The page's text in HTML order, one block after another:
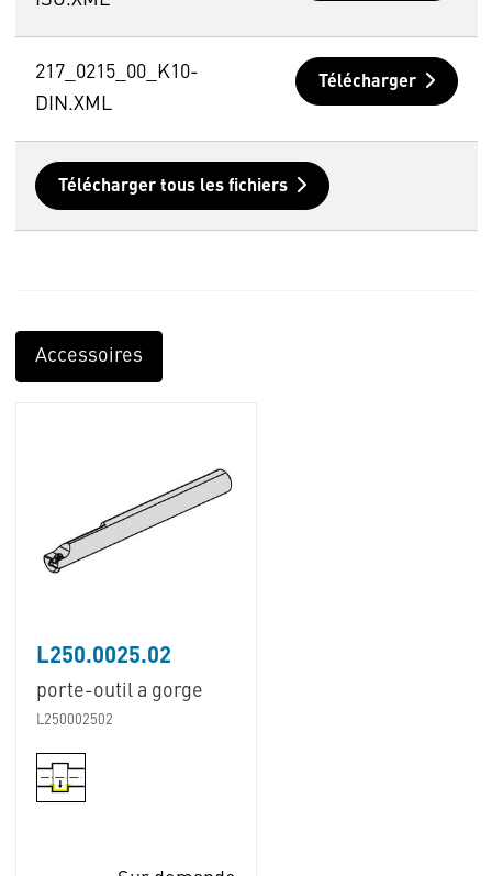
217_0215_00_K10-
DIN.XML
Télécharger
Télécharger tous les fichiers
Accessoires
L250.0025.02
porte-outil a gorge
L250002502